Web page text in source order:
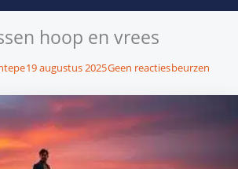
hoop en vrees
19 augustus 2025Geen reactiesbeurzen